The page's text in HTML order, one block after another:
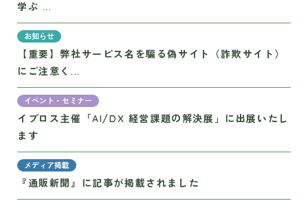
学ぶ ...
お知らせ
【重要】弊社サービス名を騙る偽サイト（詐欺サイト）
にご注意く...
イベント・セミナー
イプロス主催「AI/DX 経営課題の解決展」に出展いたし
ます
メディア掲載
『通販新聞』に記事が掲載されました